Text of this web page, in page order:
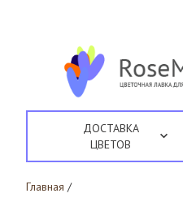
ДОСТАВКА
ЦВЕТОВ
Главная /